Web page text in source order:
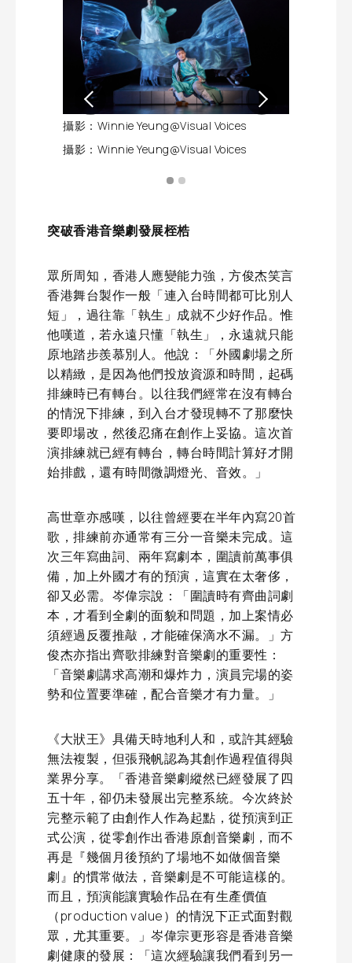
攝影：Winnie Yeung@Visual Voices
攝影：Winnie Yeung@Visual Voices
突破香港音樂劇發展桎梏
眾所周知，香港人應變能力強，方俊杰笑言
香港舞台製作一般「連入台時間都可比別人
短」，過往靠「執生」成就不少好作品。惟
他嘆道，若永遠只懂「執生」，永遠就只能
原地踏步羨慕別人。他說：「外國劇場之所
以精緻，是因為他們投放資源和時間，起碼
排練時已有轉台。以往我們經常在沒有轉台
的情況下排練，到入台才發現轉不了那麼快
要即場改，然後忍痛在創作上妥協。這次首
演排練就已經有轉台，轉台時間計算好才開
始排戲，還有時間微調燈光、音效。」
高世章亦感嘆，以往曾經要在半年內寫20首
歌，排練前亦通常有三分一音樂未完成。這
次三年寫曲詞、兩年寫劇本，圍讀前萬事俱
備，加上外國才有的預演，這實在太奢侈，
卻又必需。岑偉宗說：「圍讀時有齊曲詞劇
本，才看到全劇的面貌和問題，加上案情必
須經過反覆推敲，才能確保滴水不漏。」方
俊杰亦指出齊歌排練對音樂劇的重要性：
「音樂劇講求高潮和爆炸力，演員完場的姿
勢和位置要準確，配合音樂才有力量。」
《大狀王》具備天時地利人和，或許其經驗
無法複製，但張飛帆認為其創作過程值得與
業界分享。「香港音樂劇縱然已經發展了四
五十年，卻仍未發展出完整系統。今次終於
完整示範了由創作人作為起點，從預演到正
式公演，從零創作出香港原創音樂劇，而不
再是『幾個月後預約了場地不如做個音樂
劇』的慣常做法，音樂劇是不可能這樣的。
而且，預演能讓實驗作品在有生產價值
（production value）的情況下正式面對觀
眾，尤其重要。」岑偉宗更形容是香港音樂
劇健康的發展：「這次經驗讓我們看到另一